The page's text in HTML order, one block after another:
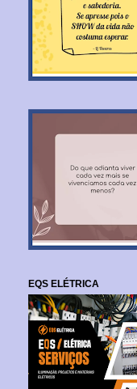
EQS ELÉTRICA